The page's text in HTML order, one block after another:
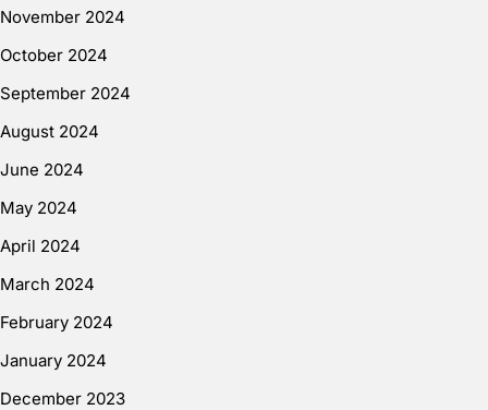
November 2024
October 2024
September 2024
August 2024
June 2024
May 2024
April 2024
March 2024
February 2024
January 2024
December 2023